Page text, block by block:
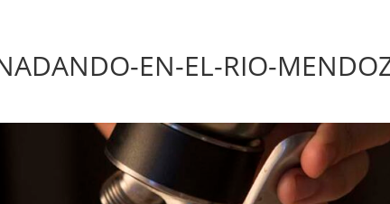
EN-EL-RIO-